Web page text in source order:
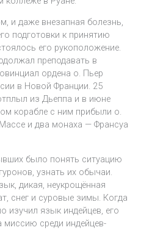
и даже внезапная болезнь,
подготовки к принятию
его рукоположение.
преподавать в
ордена о. Пьер
в Новой Франции. 25
из Дьеппа и в июне
корабле с ним прибыли о.
и два монаха — Франсуа
было понять ситуацию
узнать их обычаи.
дикая, неукрощённая
снег и суровые зимы. Когда
изучил язык индейцев, его
миссию среди индейцев-